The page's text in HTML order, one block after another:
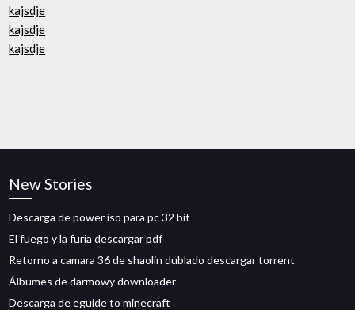
kajsdje
kajsdje
kajsdje
New Stories
Descarga de power iso para pc 32 bit
El fuego y la furia descargar pdf
Retorno a camara 36 de shaolin dublado descargar torrent
Álbumes de darmowy downloader
Descarga de eguide to minecraft